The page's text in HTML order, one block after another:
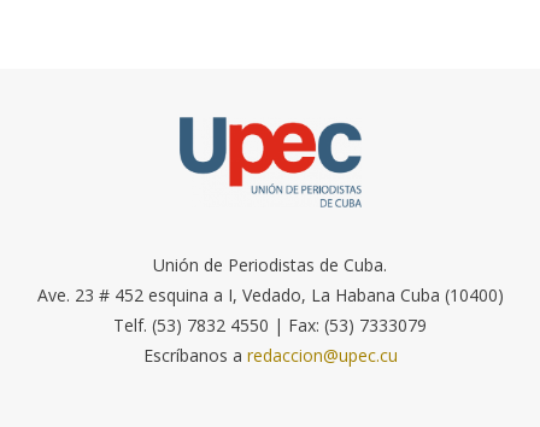
Unión de Periodistas de Cuba.
Ave. 23 # 452 esquina a I, Vedado, La Habana Cuba (10400)
Telf. (53) 7832 4550 | Fax: (53) 7333079
Escríbanos a redaccion@upec.cu